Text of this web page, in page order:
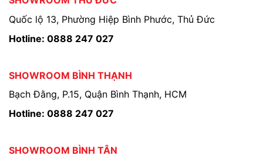
Quốc lộ 13, Phường Hiệp Bình Phước, Thủ Đức
Hotline: 0888 247 027
SHOWROOM BÌNH THẠNH
Bạch Đằng, P.15, Quận Bình Thạnh, HCM
Hotline: 0888 247 027
SHOWROOM BÌNH TÂN